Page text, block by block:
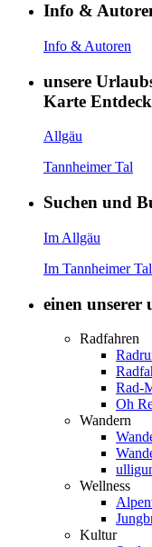
Info &
Info & Autoren
unsere
Karte
Allgäu
Tannheimer Tal
Suchen und
Im Allgäu
Im Tannheimer Tal
einen unserer
Radfahren
Rad-
Oh
Wandern
Wellness
Kultur